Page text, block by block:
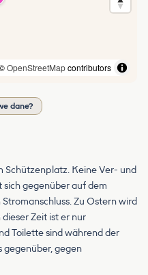
OpenStreetMapcontributors
dane?
Schützenplatz. Keine Ver- und
gegenüber auf dem
Zu Ostern wird
Zeit ist er nur
Toilette sind während der
gegenüber, gegen